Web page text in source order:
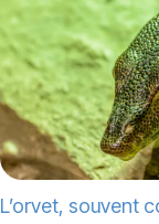
L’orvet, souvent